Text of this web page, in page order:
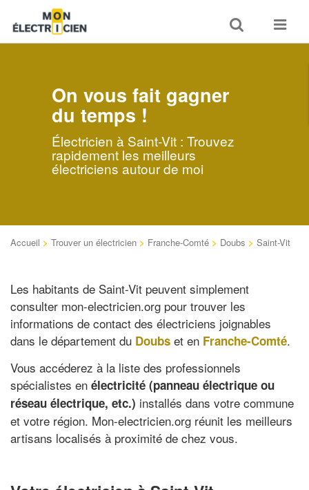
Toggle
search
Toggle
On vous fait gagner
du temps !
Électricien à Saint-Vit : Trouvez
rapidement les meilleurs
électriciens autour de moi
Accueil > Trouver un électricien > Franche-Comté > Doubs > Saint-Vit
Les habitants de Saint-Vit peuvent simplement
consulter mon-electricien.org pour trouver les
informations de contact des électriciens joignables
dans le département du Doubs et en Franche-Comté.
Vous accéderez à la liste des professionnels
spécialistes en électricité (panneau électrique ou
réseau électrique, etc.) installés dans votre commune
et votre région. Mon-electricien.org réunit les meilleurs
artisans localisés à proximité de chez vous.